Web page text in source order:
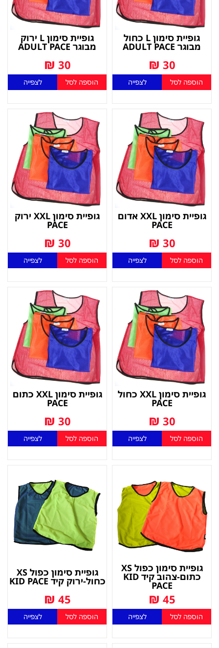
גופיית סימון L כחול
מבוגר ADULT PACE
30
₪
הוספה לסל לצפייה
גופיית סימון L ירוק
מבוגר ADULT PACE
30
₪
הוספה לסל לצפייה
גופיית סימון XXL אדום
PACE
30
₪
הוספה לסל לצפייה
גופיית סימון XXL ירוק
PACE
30
₪
הוספה לסל לצפייה
גופיית סימון XXL כחול
PACE
30
₪
הוספה לסל לצפייה
גופיית סימון XXL כתום
PACE
30
₪
הוספה לסל לצפייה
גופיית סימון כפול XS
כתום-צהוב קיד KID
PACE
45
₪
הוספה לסל לצפייה
גופיית סימון כפול XS
כחול-ירוק קיד KID PACE
45
₪
הוספה לסל לצפייה